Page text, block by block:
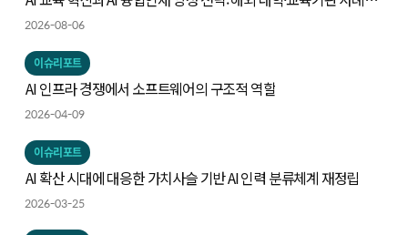
시사점
2026-08-06
이슈리포트
AI 인프라 경쟁에서 소프트웨어의 구조적 역할
2026-04-09
이슈리포트
AI 확산 시대에 대응한 가치사슬 기반 AI 인력 분류체계 재정립
2026-03-25